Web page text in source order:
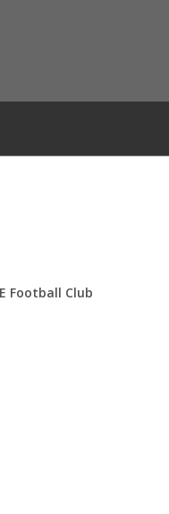
Football Club